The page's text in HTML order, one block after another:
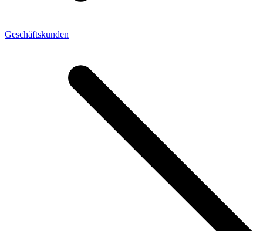
Geschäftskunden